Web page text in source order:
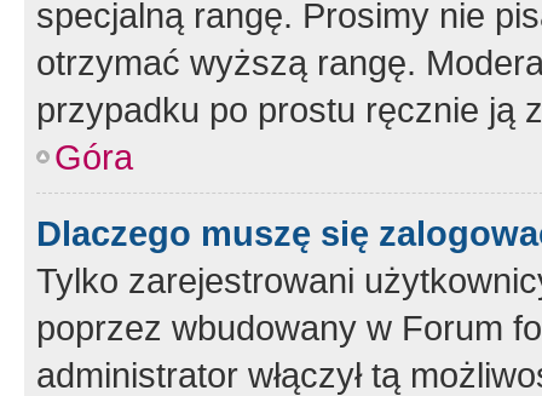
specjalną rangę. Prosimy nie
otrzymać wyższą rangę.
przypadku po prostu ręcznie ją
Góra
Dlaczego muszę się
Tylko zarejestrowani
poprzez wbudowany w Forum
administrator włączył tą